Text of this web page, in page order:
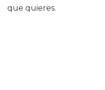
que quieres.